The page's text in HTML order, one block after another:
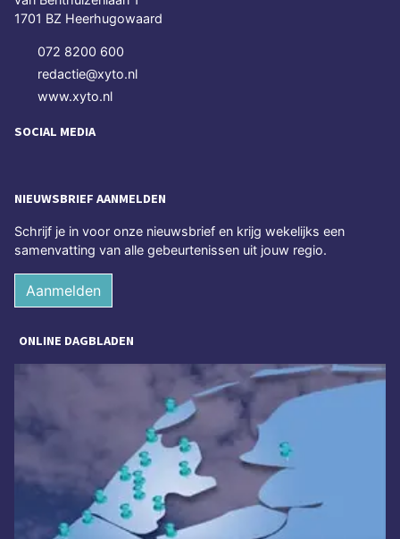
1701 BZ Heerhugowaard
072 8200 600
redactie@xyto.nl
www.xyto.nl
SOCIAL MEDIA
NIEUWSBRIEF AANMELDEN
Schrijf je in voor onze nieuwsbrief en krijg wekelijks een
samenvatting van alle gebeurtenissen uit jouw regio.
Aanmelden
ONLINE DAGBLADEN